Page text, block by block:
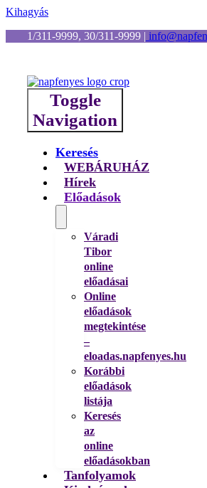
Kihagyás
1/311-9999, 30/311-9999 |
Toggle
Navigation
Keresés
WEBÁRUHÁZ
Hírek
Előadások
Váradi
Tibor
online
előadásai
Online
előadások
megtekintése
–
eloadas.napfenyes.hu
Korábbi
előadások
listája
Keresés
az
online
előadásokban
Tanfolyamok